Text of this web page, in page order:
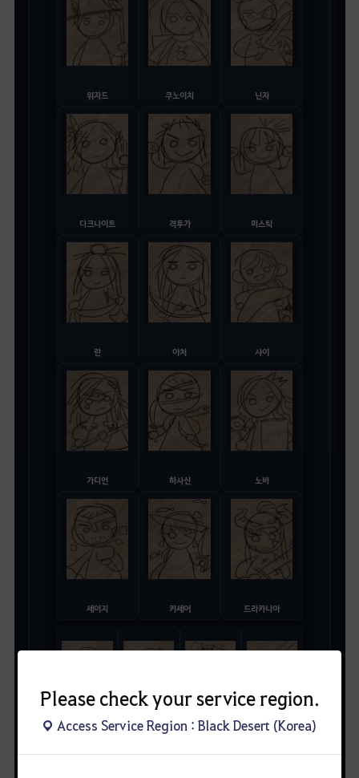
Please check your service region.
Access Service Region : Black Desert (Korea)
위자드 쿠노이치 닌자
다크나이트 격투가 미스틱
란 아처 샤이
가디언 하사신 노바
세이지 커세어 드라카니아